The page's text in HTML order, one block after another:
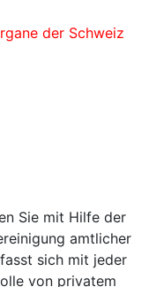
der Schweiz
Sie mit Hilfe der
amtlicher
sich mit jeder
von privatem